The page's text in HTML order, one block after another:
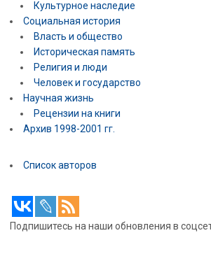
Культурное наследие
Социальная история
Власть и общество
Историческая память
Религия и люди
Человек и государство
Научная жизнь
Рецензии на книги
Архив 1998-2001 гг.
Список авторов
Подпишитесь на наши обновления в